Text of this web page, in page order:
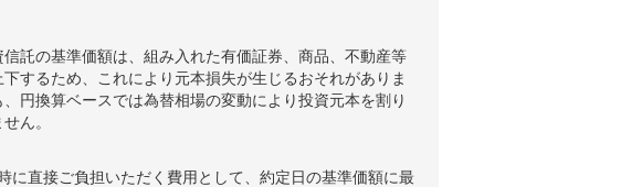
託の基準価額は、組み入れた有価証券、商品、不動産等
するため、これにより元本損失が生じるおそれがありま
円換算ベースでは為替相場の変動により投資元本を割り
ん。
に直接ご負担いただく費用として、約定日の基準価額に最